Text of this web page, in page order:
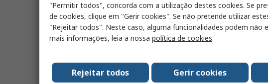
"Permitir todos", concorda com a utilização destes cookies. Se
de cookies, clique em "Gerir cookies". Se não pretende utilizar
"Rejeitar todos". Neste caso, alguma funcionalidades podem não
mais informações, leia a nossa política de cookies.
Gerir cookies
Rejeitar todos